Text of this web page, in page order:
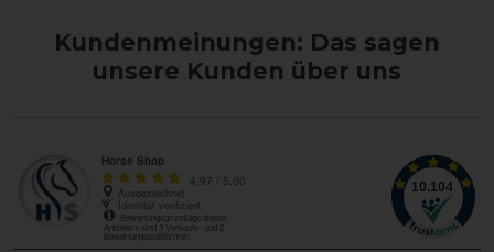
Kundenmeinungen: Das sagen
unsere Kunden über uns